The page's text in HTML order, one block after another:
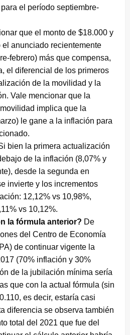
el período septiembre-
que el monto de $18.000 y
anunciado recientemente
febrero) más que compensa,
el diferencial de los primeros
de la movilidad y la
Vale mencionar que la
implica que la
le gane a la inflación para
bien la primera actualización
de la inflación (8,07% y
desde la segunda en
invierte y los incrementos
12,12% vs 10,98%,
vs 10,12%.
la fórmula anterior? De
del Centro de Economía
de continuar vigente la
(70% inflación y 30%
de la jubilación mínima sería
que con la actual fórmula (sin
es decir, estaría casi
diferencia se observa también
total del 2021 que fue del